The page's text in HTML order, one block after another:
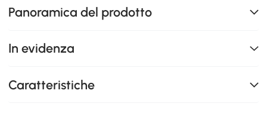
Panoramica del prodotto
In evidenza
Caratteristiche